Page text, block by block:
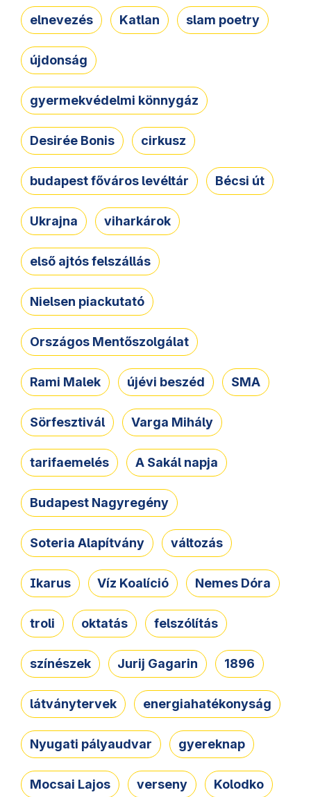
elnevezés Katlan slam poetry
újdonság
gyermekvédelmi könnygáz
Desirée Bonis cirkusz
budapest főváros levéltár Bécsi út
Ukrajna viharkárok
első ajtós felszállás
Nielsen piackutató
Országos Mentőszolgálat
Rami Malek újévi beszéd SMA
Sörfesztivál Varga Mihály
tarifaemelés A Sakál napja
Budapest Nagyregény
Soteria Alapítvány változás
Ikarus Víz Koalíció Nemes Dóra
troli oktatás felszólítás
színészek Jurij Gagarin 1896
látványtervek energiahatékonyság
Nyugati pályaudvar gyereknap
Mocsai Lajos verseny Kolodko